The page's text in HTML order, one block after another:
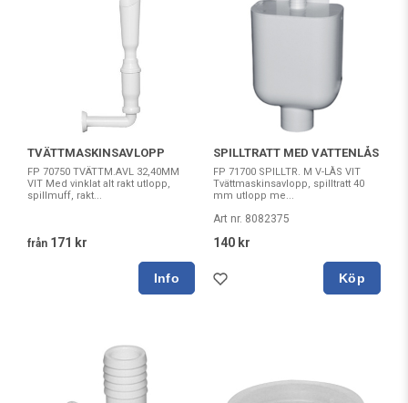
TVÄTTMASKINSAVLOPP
FP 70750 TVÄTTM.AVL 32,40MM
VIT Med vinklat alt rakt utlopp,
spillmuff, rakt...
från 171 kr
SPILLTRATT MED VATTENLÅS
FP 71700 SPILLTR. M V-LÅS VIT
Tvättmaskinsavlopp, spilltratt 40
mm utlopp me...
Art nr. 8082375
140 kr
Köp